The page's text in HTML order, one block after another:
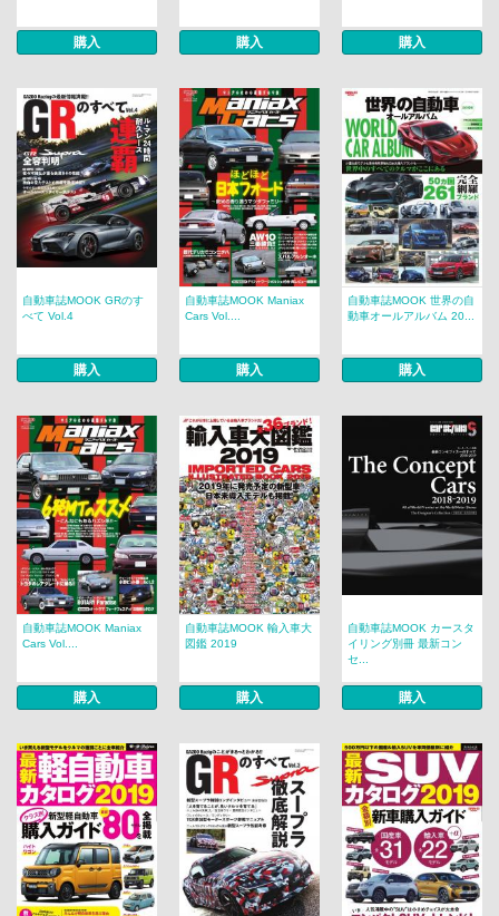
購入 購入 購入
自動車誌MOOK GRのす
べて Vol.4
購入
自動車誌MOOK Maniax
Cars Vol....
購入
自動車誌MOOK 世界の自
動車オールアルバム 20...
購入
自動車誌MOOK Maniax
Cars Vol....
購入
自動車誌MOOK 輸入車大
図鑑 2019
購入
自動車誌MOOK カースタ
イリング別冊 最新コン
セ...
購入